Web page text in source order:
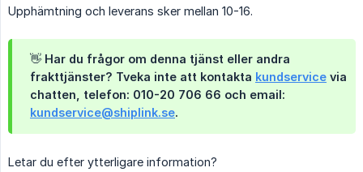
Upphämtning och leverans sker mellan 10-16.
👋 Har du frågor om denna tjänst eller andra
frakttjänster? Tveka inte att kontakta kundservice via
chatten, telefon: 010-20 706 66 och email:
kundservice@shiplink.se.
Letar du efter ytterligare information?